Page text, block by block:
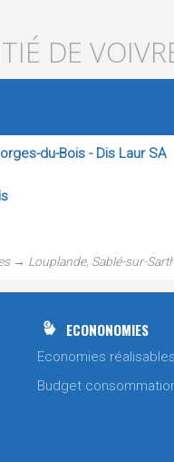
DE
du-Bois - Dis Laur SA
→ Louplande, Sablé-sur-
ECONONOMIES
Economies réalisables
Budget